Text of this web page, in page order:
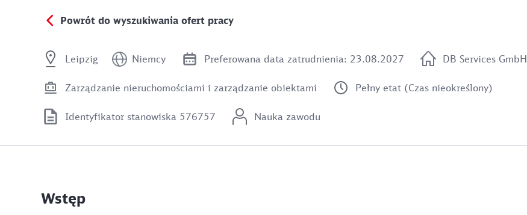
Powrót do wyszukiwania ofert pracy
Leipzig Niemcy Preferowana data zatrudnienia: 23.08.2027 DB Services GmbH
Zarządzanie nieruchomościami i zarządzanie obiektami Pełny etat (Czas nieokreślony)
Identyfikator stanowiska 576757 Nauka zawodu
Wstęp